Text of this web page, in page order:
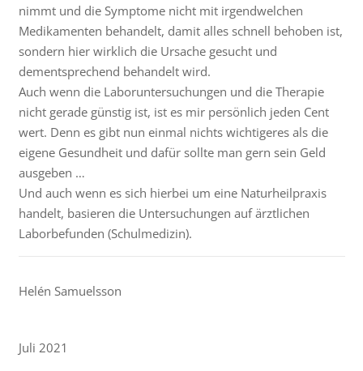
nimmt und die Symptome nicht mit irgendwelchen
Medikamenten behandelt, damit alles schnell behoben ist,
sondern hier wirklich die Ursache gesucht und
dementsprechend behandelt wird.
Auch wenn die Laboruntersuchungen und die Therapie
nicht gerade günstig ist, ist es mir persönlich jeden Cent
wert. Denn es gibt nun einmal nichts wichtigeres als die
eigene Gesundheit und dafür sollte man gern sein Geld
ausgeben …
Und auch wenn es sich hierbei um eine Naturheilpraxis
handelt, basieren die Untersuchungen auf ärztlichen
Laborbefunden (Schulmedizin).
Helén Samuelsson
Juli 2021